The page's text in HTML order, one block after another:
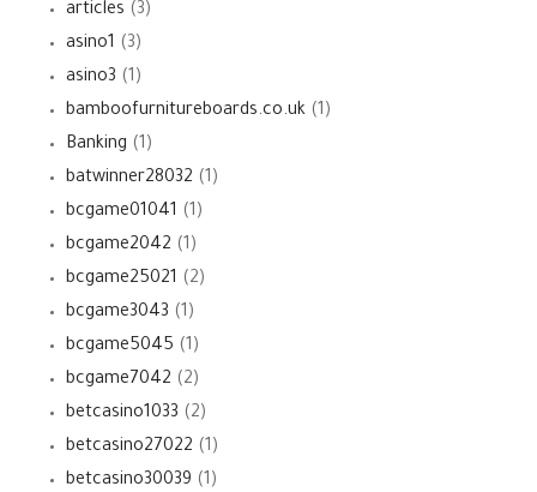
articles (3)
asino1 (3)
asino3 (1)
bamboofurnitureboards.co.uk (1)
Banking (1)
batwinner28032 (1)
bcgame01041 (1)
bcgame2042 (1)
bcgame25021 (2)
bcgame3043 (1)
bcgame5045 (1)
bcgame7042 (2)
betcasino1033 (2)
betcasino27022 (1)
betcasino30039 (1)